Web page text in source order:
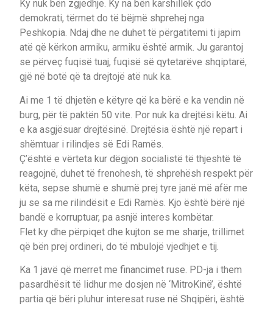
Ky nuk bën zgjedhje. Ky na bën karshillëk çdo
demokrati, tërmet do të bëjmë shprehej nga
Peshkopia. Ndaj dhe ne duhet të përgatitemi ti japim
atë që kërkon armiku, armiku është armik. Ju garantoj
se përveç fuqisë tuaj, fuqisë së qytetarëve shqiptarë,
gjë në botë që ta drejtojë atë nuk ka.
Ai me 1 të dhjetën e këtyre që ka bërë e ka vendin në
burg, për të paktën 50 vite. Por nuk ka drejtësi këtu. Ai
e ka asgjësuar drejtësinë. Drejtësia është një repart i
shëmtuar i rilindjes së Edi Ramës.
Ç’është e vërteta kur dëgjon socialistë të thjeshtë të
reagojnë, duhet të frenohesh, të shprehësh respekt për
këta, sepse shumë e shumë prej tyre janë më afër me
ju se sa me rilindësit e Edi Ramës. Kjo është bërë një
bandë e korruptuar, pa asnjë interes kombëtar.
Flet ky dhe përpiqet dhe kujton se me sharje, trillimet
që bën prej ordineri, do të mbulojë vjedhjet e tij.
Ka 1 javë që merret me financimet ruse. PD-ja i them
pasardhësit të lidhur me dosjen në ‘MitroKinë’, është
partia që bëri pluhur interesat ruse në Shqipëri, është